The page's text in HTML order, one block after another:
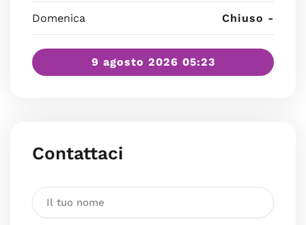
Domenica Chiuso -
9 agosto 2026 05:23
Contattaci